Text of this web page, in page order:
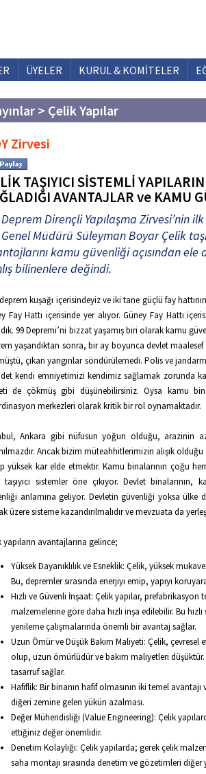
ÜYELER KURUL & KOMİTELER
> Çelik Yapılar
Zirvesi
TAŞIYICI SİSTEMLİ
AVANTAJLAR ve KAMU
Deprem Dirençli Yapılaşma Zirvesi’nin
Genel Müdürü Süleyman Boyar Çelik
kamu güvenliği açısından
bilinenlere değindi.
kuşağı içerisindeyiz ve iki tane güçlü fay
Fay Hattı içerisinde yer alıyor. Güney Fay Hattı
99 Depremi’ni bizzat yaşamış biri olarak kamu
yaşandıktan sonra, bir ay boyunca devlet
çıkan yangınlar söndürülemedi. Polis ve
kendi emniyetimizi kendimiz sağlamak zorunda
de çökmüş gibi düşünebilirsiniz. Oysa kamu
merkezleri olarak kritik bir rol oynamaktadır.
Ankara gibi nüfusun yoğun olduğu, arazinin
Ancak bizim müteahhitlerimizin alışık
yüksek kar elde etmektir. Kamu binalarının çoğu
taşıyıcı sistemler öne çıkıyor. Devlet binalarının,
anlamına geliyor. Devletin güvenliği yoksa ülke
üzere sisteme kazandırılmalıdır ve mevzuata da
yapıların avantajlarına gelince;
Yüksek Dayanıklılık ve Esneklik: Çelik, yüksek
Bu, depremler sırasında enerjiyi emip, yapıyı
Hızlı ve Güvenli İnşaat: Çelik yapılar, prefabrikasyon
malzemelerine göre daha hızlı inşa edilebilir. Bu
yenileme çalışmalarında önemli bir avantaj sağlar.
Uzun Ömür ve Düşük Bakım Maliyeti: Çelik, çevresel
olup, uzun ömürlüdür ve bakım maliyetleri
tasarruf sağlar.
Hafiflik: Bir binanın hafif olmasının iki temel
diğeri zemine gelen yükün azalması.
Değer Mühendisliği (Value Engineering): Çelik
ettiğiniz değer önemlidir.
Denetim Kolaylığı: Çelik yapılarda; gerek çelik
saha montajı sırasında denetim ve gözetimleri